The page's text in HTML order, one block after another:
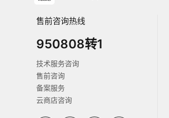
售前咨询热线
950808转1
技术服务咨询
售前咨询
备案服务
云商店咨询